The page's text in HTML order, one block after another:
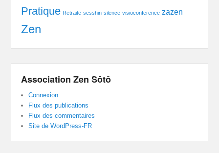
Pratique Retraite sesshin silence visioconference zazen
Zen
Association Zen Sôtô
Connexion
Flux des publications
Flux des commentaires
Site de WordPress-FR